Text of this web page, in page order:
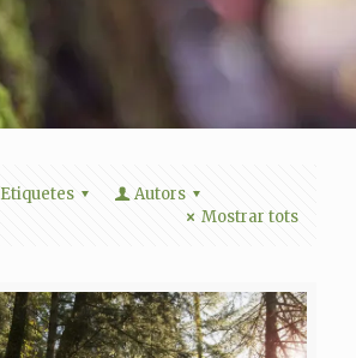
Etiquetes
Autors
Mostrar tots